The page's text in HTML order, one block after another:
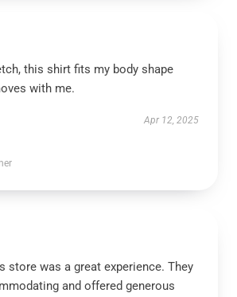
this shirt fits my body shape
with me.
Apr 12, 2025
store was a great experience. They
and offered generous